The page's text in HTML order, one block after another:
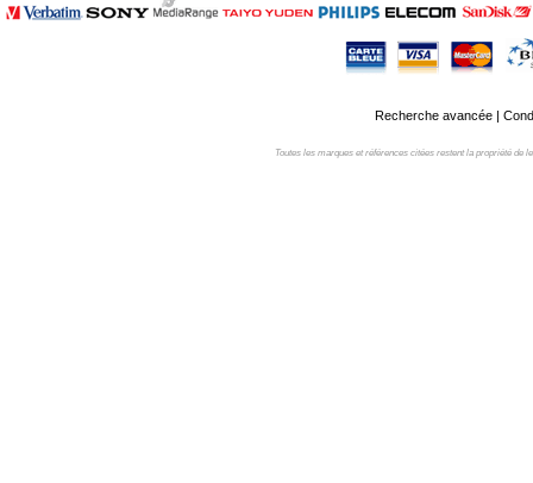
Recherche avancée|
Toutes les marques et références citées restent la propriété de